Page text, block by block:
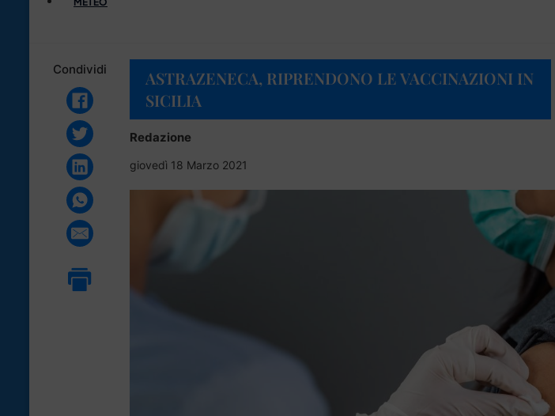
Condividi
ASTRAZENECA, RIPRENDONO LE VACCINAZIONI IN
SICILIA
Redazione
giovedì 18 Marzo 2021